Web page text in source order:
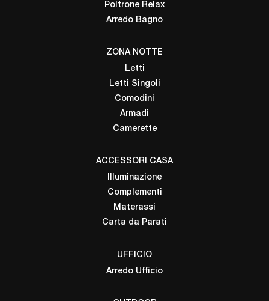
Poltrone Relax
Arredo Bagno
ZONA NOTTE
Letti
Letti Singoli
Comodini
Armadi
Camerette
ACCESSORI CASA
Illuminazione
Complementi
Materassi
Carta da Parati
UFFICIO
Arredo Ufficio